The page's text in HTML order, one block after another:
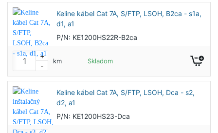
Keline kábel Cat 7A, S/FTP, LSOH, B2ca - s1a,
d1, a1
P/N: KE1200HS22R-B2ca
+
-
km Skladom
Keline kábel Cat 7A, S/FTP, LSOH, Dca - s2,
d2, a1
P/N: KE1200HS23-Dca